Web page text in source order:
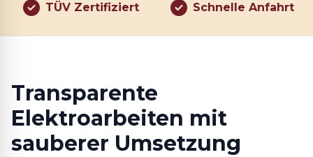
TÜV Zertifiziert Schnelle Anfahrt
Transparente
Elektroarbeiten mit
sauberer Umsetzung